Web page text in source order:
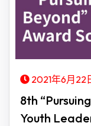
2021年6月22
8th
Youth